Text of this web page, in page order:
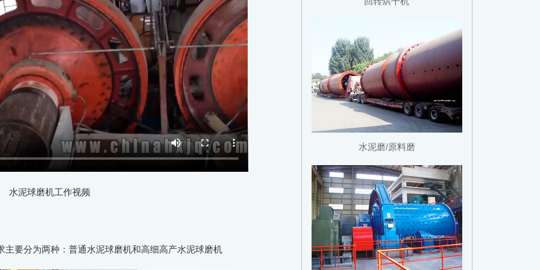
水泥球磨机工作视频
要分为两种：普通水泥球磨机和高细高产水泥球磨机
水泥磨/原料磨